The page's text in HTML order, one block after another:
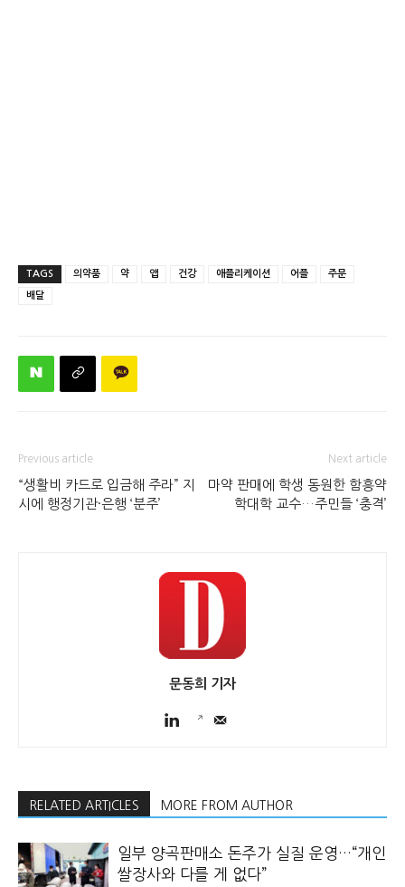
TAGS 의약품 약 앱 건강 애플리케이션 어플 주문
배달
Previous article
“생활비 카드로 입금해 주라” 지
시에 행정기관·은행 ‘분주’
Next article
마약 판매에 학생 동원한 함흥약
학대학 교수…주민들 ‘충격’
문동희 기자
RELATED ARTICLES MORE FROM AUTHOR
일부 양곡판매소 돈주가 실질 운영…“개인
쌀장사와 다를 게 없다”